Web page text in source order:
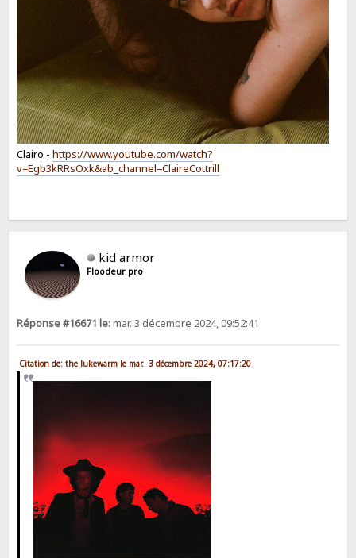
Clairo -https://www.youtube.com/watch?
v=Egb3kRRsOxk&ab_channel=ClaireCottrill
kid armor
Floodeur pro
Réponse #16671 le:mar. 3 décembre 2024, 09:52:41
Citation de: the lukewarm le mar. 3 décembre 2024, 07:17:20